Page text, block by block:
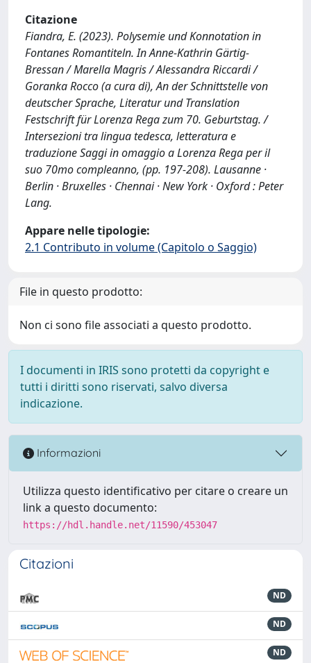
Citazione
Fiandra, E. (2023). Polysemie und Konnotation in
Fontanes Romantiteln. In Anne-Kathrin Gärtig-
Bressan / Marella Magris / Alessandra Riccardi /
Goranka Rocco (a cura di), An der Schnittstelle von
deutscher Sprache, Literatur und Translation
Festschrift für Lorenza Rega zum 70. Geburtstag. /
Intersezioni tra lingua tedesca, letteratura e
traduzione Saggi in omaggio a Lorenza Rega per il
suo 70mo compleanno, (pp. 197-208). Lausanne ·
Berlin · Bruxelles · Chennai · New York · Oxford : Peter
Lang.
Appare nelle tipologie:
2.1 Contributo in volume (Capitolo o Saggio)
File in questo prodotto:
Non ci sono file associati a questo prodotto.
I documenti in IRIS sono protetti da copyright e
tutti i diritti sono riservati, salvo diversa
indicazione.
Informazioni
Utilizza questo identificativo per citare o creare un
link a questo documento:
https://hdl.handle.net/11590/453047
Citazioni
ND
ND
ND